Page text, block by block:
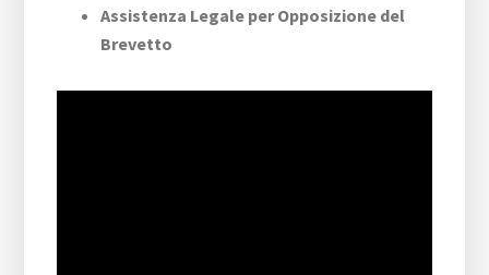
Assistenza Legale per Opposizione del
Brevetto